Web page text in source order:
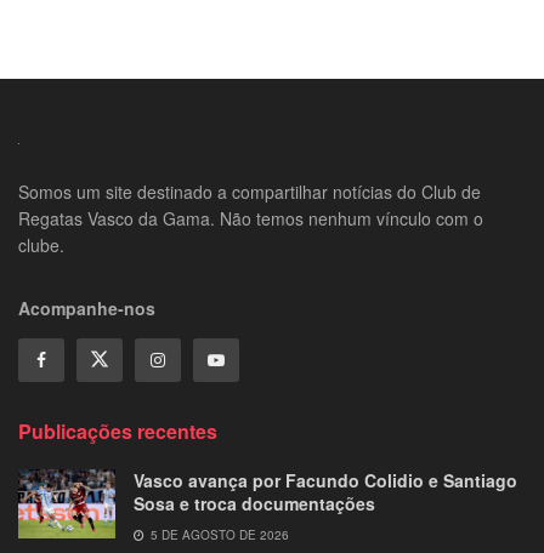
Somos um site destinado a compartilhar notícias do Club de
Regatas Vasco da Gama. Não temos nenhum vínculo com o
clube.
Acompanhe-nos
Publicações recentes
Vasco avança por Facundo Colidio e Santiago
Sosa e troca documentações
5 DE AGOSTO DE 2026